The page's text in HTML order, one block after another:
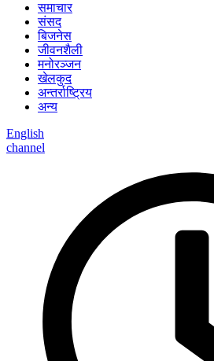
समाचार
संसद
बिजनेस
जीवनशैली
मनोरञ्जन
खेलकुद
अन्तर्राष्ट्रिय
अन्य
English
channel